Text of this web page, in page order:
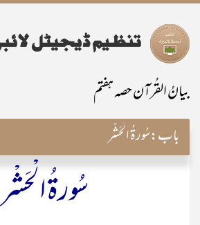
بیانُ القُرآن حصہ ہفتم
باب:سُورۃُ الْحَشْر
سُورۃُ الْحَشْر